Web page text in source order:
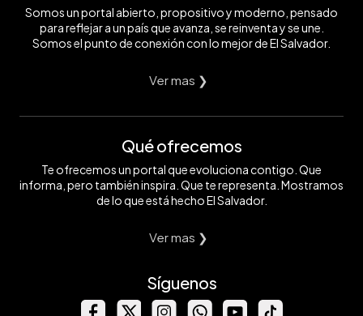
Somos un portal abierto, propositivo y moderno, pensado
para reflejar a un país que avanza, se reinventa y se une.
Somos el punto de conexión con lo mejor de El Salvador.
Ver mas ❯
Qué ofrecemos
Te ofrecemos un portal que evoluciona contigo. Que
informa, pero también inspira. Que te representa. Mostramos
de lo que está hecho El Salvador.
Ver mas ❯
Síguenos